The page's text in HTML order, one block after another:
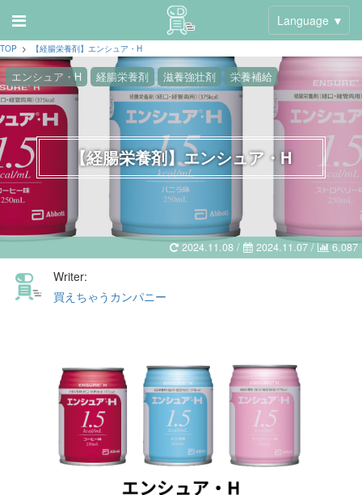
Language ▼
TOP > 【経腸栄養剤】エンシュア・H
エンシュア・H 経腸栄養剤 滋養強壮剤 栄養補給
【経腸栄養剤】エンシュア・H
2024.11.08 / 2024.11.07 / 6,087
Writer:
買えちゃうカンパニー